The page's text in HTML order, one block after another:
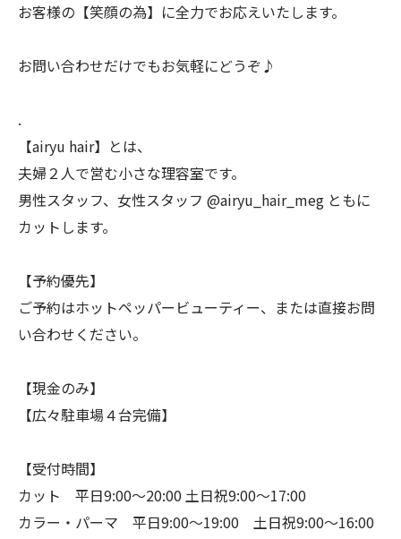
お客様の【笑顔の為】に全力でお応えいたします。
お問い合わせだけでもお気軽にどうぞ♪
.
【airyu hair】とは、
夫婦２人で営む小さな理容室です。
男性スタッフ、女性スタッフ @airyu_hair_meg ともに
カットします。
【予約優先】
ご予約はホットペッパービューティー、または直接お問
い合わせください。
【現金のみ】
【広々駐車場４台完備】
【受付時間】
カット 平日9:00〜20:00 土日祝9:00〜17:00
カラー・パーマ 平日9:00〜19:00 土日祝9:00〜16:00